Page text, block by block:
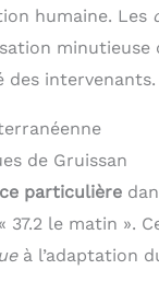
humaine. Les
intervenants.
de Gruissan
particulière
37.2 le matin ».
à l’adaptation